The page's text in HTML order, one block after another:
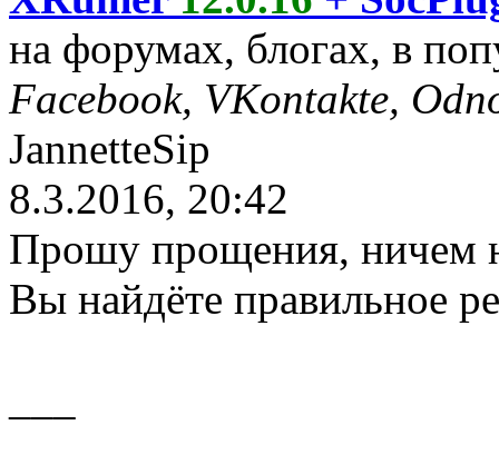
на форумах, блогах, в
Facebook, VKontakte,
JannetteSip
8.3.2016, 20:42
Прошу прощения, ничем
Вы найдёте правильное